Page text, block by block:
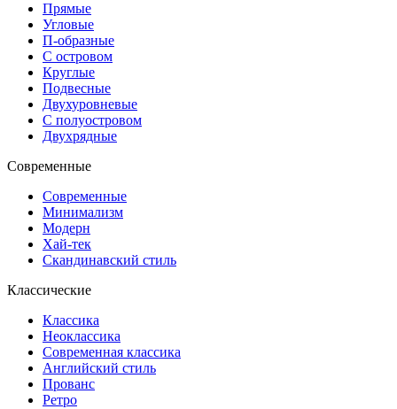
Прямые
Угловые
П-образные
С островом
Круглые
Подвесные
Двухуровневые
С полуостровом
Двухрядные
Современные
Современные
Минимализм
Модерн
Хай-тек
Скандинавский стиль
Классические
Классика
Неоклассика
Современная классика
Английский стиль
Прованс
Ретро